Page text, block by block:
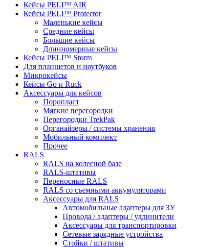
Кейсы PELI™ AIR
Кейсы PELI™ Protector
Маленькие кейсы
Средние кейсы
Большие кейсы
Длинномерные кейсы
Кейсы PELI™ Storm
Для планшетов и ноутбуков
Микрокейсы
Кейсы Go и Ruck
Аксессуары для кейсов
Поропласт
Мягкие перегородки
Перегородки TrekPak
Органайзеры / системы хранения
Мобильный комплект
Прочее
RALS
RALS на колесной базе
RALS-штативы
Переносные RALS
RALS со съемными аккумуляторами
Аксессуары для RALS
Автомобильные адаптеры для ЗУ
Провода / адаптеры / удлинители
Аксессуары для транспортировки
Сетевые зарядные устройства
Стойки / штативы